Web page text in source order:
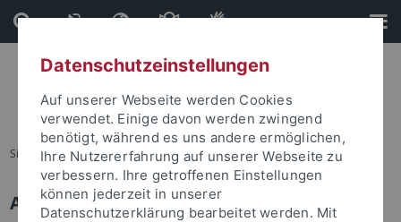
Direkt
zum
Inhalt
Direkt
zur
Fußleiste
Sie sind hier: Startseite
Anmelden
Datenschutzeinstellungen
Auf unserer Webseite werden Cookies
verwendet. Einige davon werden zwingend
benötigt, während es uns andere ermöglichen,
Ihre Nutzererfahrung auf unserer Webseite zu
verbessern. Ihre getroffenen Einstellungen
können jederzeit in unserer
Datenschutzerklärung bearbeitet werden. Mit